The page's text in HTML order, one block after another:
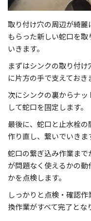
取り付け穴の周辺が綺
もらった新しい蛇口を
いきます。
まずはシンクの取り付
に片方の手で支えておき
次にシンクの裏からナ
して蛇口を固定します。
最後に、蛇口と止水栓の
作り直し、繋いでいきま
蛇口の繋ぎ込み作業ま
が問題なく使えるかの
かを点検します。
しっかりと点検・確認
換作業がすべて完了とな